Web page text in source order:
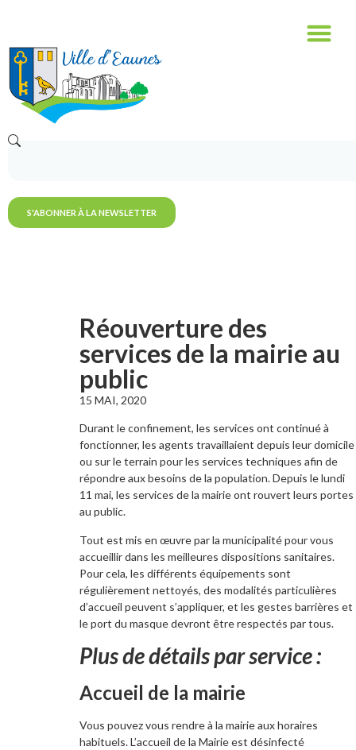
S'ABONNER À LA NEWSLETTER
Réouverture des
services de la mairie au
public
15 MAI, 2020
Durant le confinement, les services ont continué à
fonctionner, les agents travaillaient depuis leur domicile
ou sur le terrain pour les services techniques afin de
répondre aux besoins de la population. Depuis le lundi
11 mai, les services de la mairie ont rouvert leurs portes
au public.
Tout est mis en œuvre par la municipalité pour vous
accueillir dans les meilleures dispositions sanitaires.
Pour cela, les différents équipements sont
régulièrement nettoyés, des modalités particulières
d’accueil peuvent s’appliquer, et les gestes barrières et
le port du masque devront être respectés par tous.
Plus de détails par service :
Accueil de la mairie
Vous pouvez vous rendre à la mairie aux horaires
habituels. L’accueil de la Mairie est désinfecté